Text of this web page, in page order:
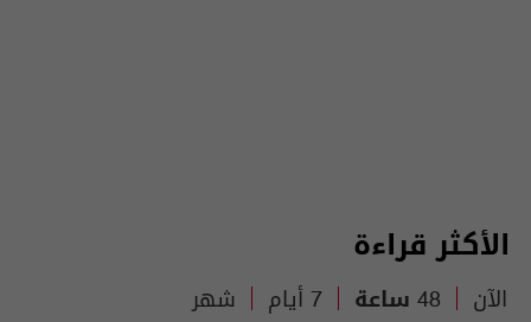
الأكثر قراءة
الآن 48 ساعة 7 أيام شهر